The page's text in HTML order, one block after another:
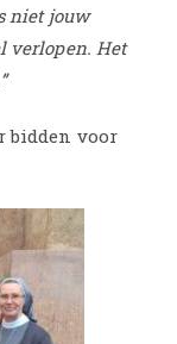
niet jouw
verlopen. Het
bidden voor